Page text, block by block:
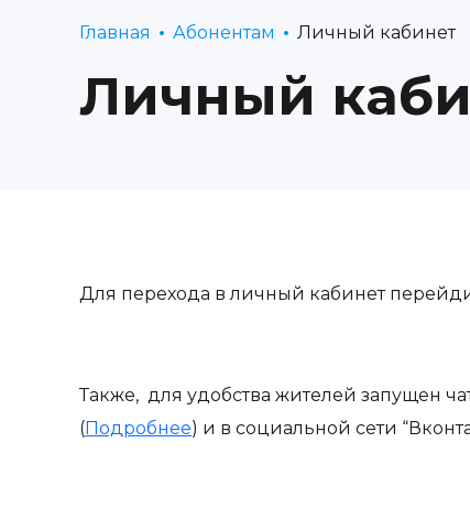
Главная Абонентам Личный кабинет
Личный
Для перехода в личный кабинет
Также, для удобства жителей запущен
(Подробнее) и в социальной сети